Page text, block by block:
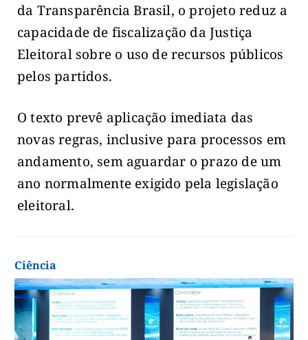
da Transparência Brasil, o projeto reduz a
capacidade de fiscalização da Justiça
Eleitoral sobre o uso de recursos públicos
pelos partidos.
O texto prevê aplicação imediata das
novas regras, inclusive para processos em
andamento, sem aguardar o prazo de um
ano normalmente exigido pela legislação
eleitoral.
Ciência